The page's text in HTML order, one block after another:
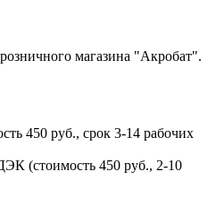
магазина "Акробат".
450 руб., срок 3-14 рабочих
(стоимость 450 руб., 2-10